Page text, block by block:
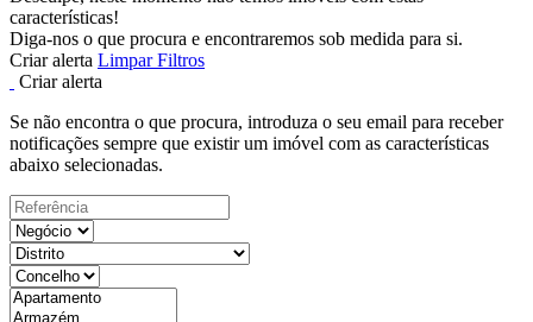
características!
Diga-nos o que procura e encontraremos sob medida para si.
Criar alerta Limpar Filtros
Criar alerta
Se não encontra o que procura, introduza o seu email para receber
notificações sempre que existir um imóvel com as características
abaixo selecionadas.